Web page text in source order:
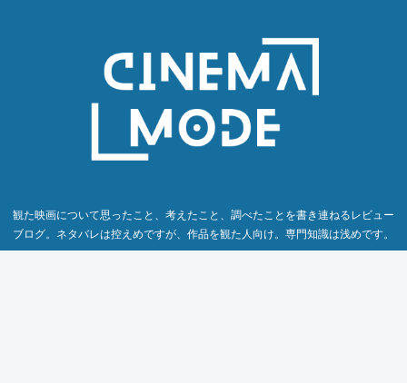
観た映画について思ったこと、考えたこと、調べたことを書き連ねるレビュー
ブログ。ネタバレは控えめですが、作品を観た人向け。専門知識は浅めです。